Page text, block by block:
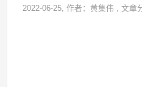
2022-06-25, 作者：黄集伟 ,文章